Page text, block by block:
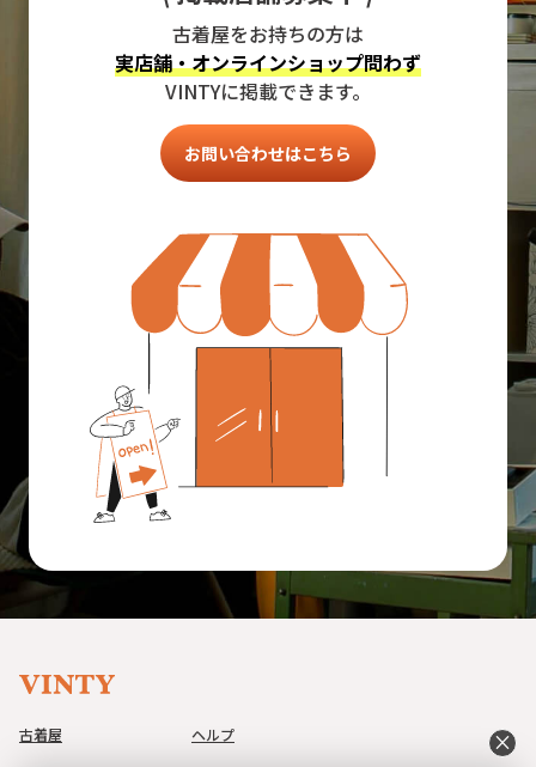
古着屋をお持ちの方は
実店舗・オンラインショップ問わず
VINTYに掲載できます。
お問い合わせはこちら
close
古着屋
ヘルプ